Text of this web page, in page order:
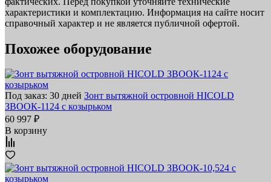
характеристики и комплектацию. Информация на сайте носит
справочный характер и не является публичной офертой.
Похожее оборудование
Под заказ: 30 дней Зонт вытяжной островной HICOLD
ЗВООК-1124 с козырьком
60 997 ₽
В корзину